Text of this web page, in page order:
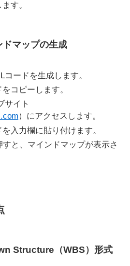
す。
マップの生成
コードを生成します。
コピーします。
サイト
）にアクセスします。
入力欄に貼り付けます。
と、マインドマップが表示さ
Structure（WBS）形式